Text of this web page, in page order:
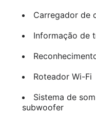
Carregador de
Informação de
Roteador Wi-Fi
Sistema de
subwoofer